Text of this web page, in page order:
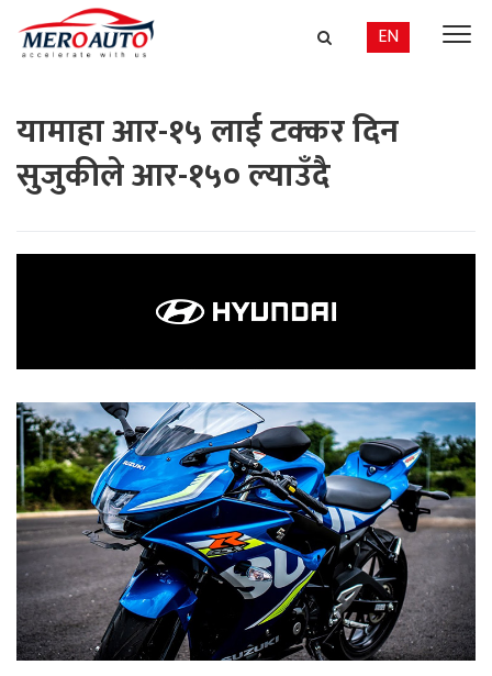
EN
यामाहा आर-१५ लाई टक्कर दिन
सुजुकीले आर-१५० ल्याउँदै